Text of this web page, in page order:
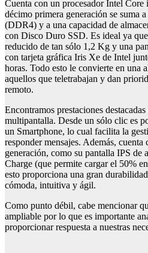
Cuenta con un procesador Intel
décimo primera generación se suma
(DDR4) y a una capacidad de
con Disco Duro SSD. Es ideal ya
reducido de tan sólo 1,2 Kg y una
con tarjeta gráfica Iris Xe de Intel
horas. Todo esto le convierte en una
aquellos que teletrabajan y dan
remoto.
Encontramos prestaciones
multipantalla. Desde un sólo clic es
un Smartphone, lo cual facilita la
responder mensajes. Además,
generación, como su pantalla IPS de
Charge (que permite cargar el 50%
esto proporciona una gran
cómoda, intuitiva y ágil.
Como punto débil, cabe mencionar
ampliable por lo que es importante
proporcionar respuesta a nuestras